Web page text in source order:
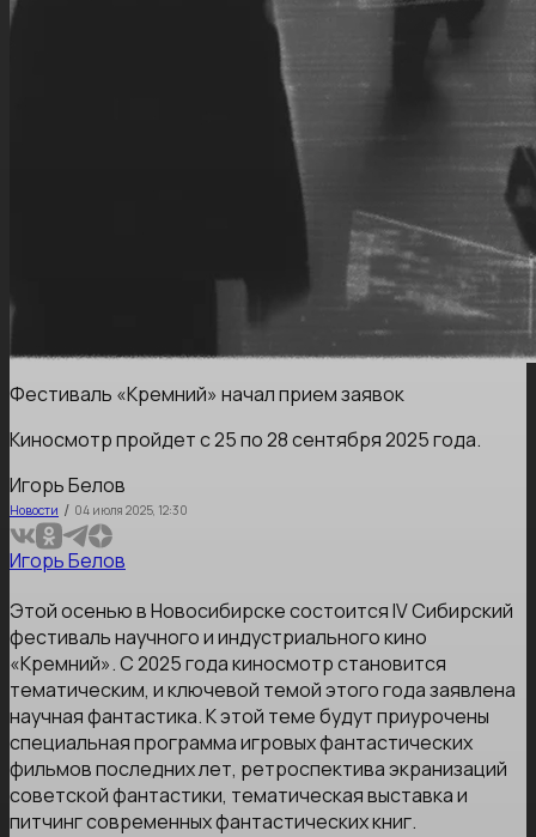
Фестиваль «Кремний» начал прием заявок
Киносмотр пройдет с 25 по 28 сентября 2025 года.
Игорь Белов
Новости / 04 июля 2025, 12:30
Игорь Белов
Этой осенью в Новосибирске состоится IV Сибирский
фестиваль научного и индустриального кино
«Кремний». С 2025 года киносмотр становится
тематическим, и ключевой темой этого года заявлена
научная фантастика. К этой теме будут приурочены
специальная программа игровых фантастических
фильмов последних лет, ретроспектива экранизаций
советской фантастики, тематическая выставка и
питчинг современных фантастических книг.